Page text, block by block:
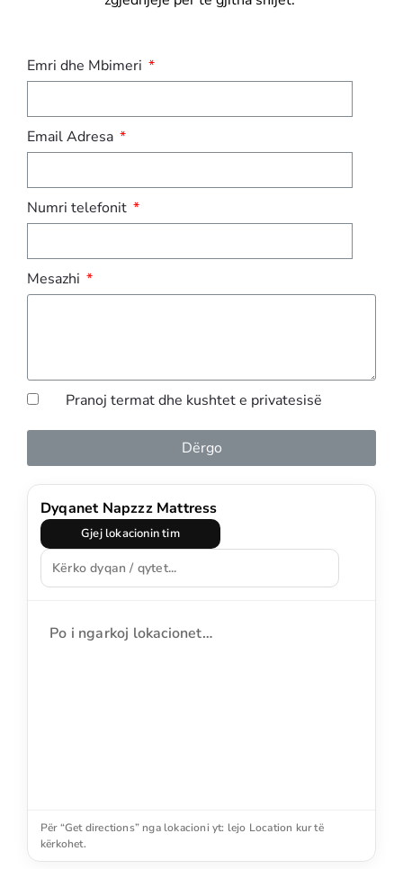
Emri dhe Mbimeri
Email Adresa
Numri telefonit
Mesazhi
Pranoj termat dhe kushtet e privatesisë
Dërgo
Dyqanet Napzzz Mattress
Gjej lokacionin tim
Po i ngarkoj lokacionet…
Për “Get directions” nga lokacioni yt: lejo Location kur të
kërkohet.